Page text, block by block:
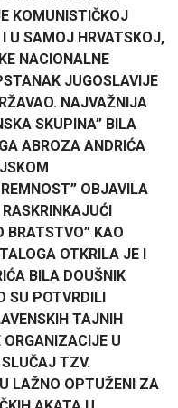
KOMUNISTIČKOJ
U SAMOJ HRVATSKOJ,
NACIONALNE
JUGOSLAVIJE
NAJVAŽNIJA
SKUPINA” BILA
ABROZA ANDRIĆA
OBJAVILA
BRATSTVO” KAO
OTKRILA JE I
BILA DOUŠNIK
SU POTVRDILI
TAJNIH
U
TZV.
LAŽNO OPTUŽENI ZA